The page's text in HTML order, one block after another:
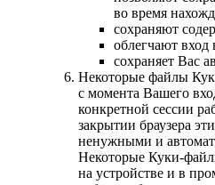
во время
сохраняют
облегчают вход
сохраняет Вас
Некоторые файлы
с момента Вашего
конкретной сессии
закрытии браузера
ненужными и
Некоторые Куки-
на устройстве и в